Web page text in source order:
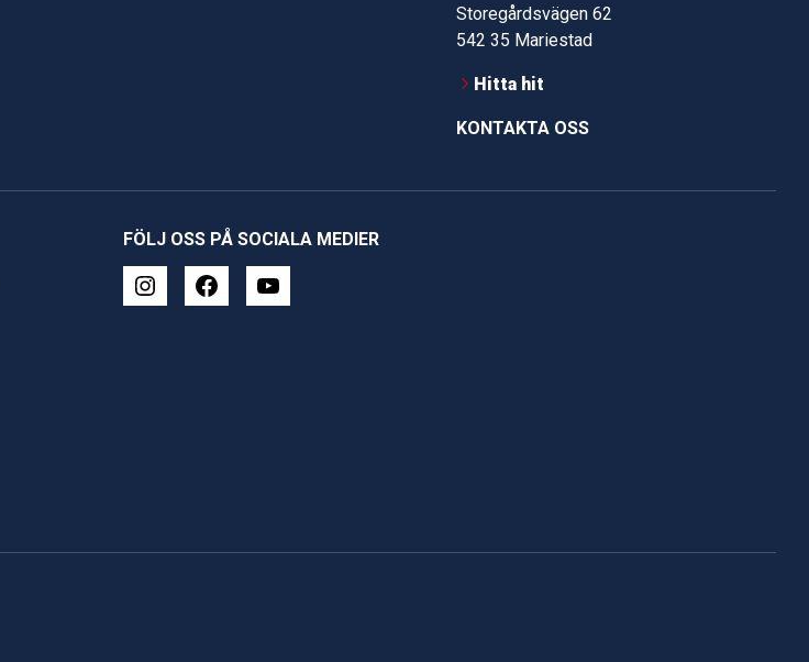
Storegårdsvägen 62
542 35 Mariestad
Hitta hit
KONTAKTA OSS
FÖLJ OSS PÅ SOCIALA MEDIER